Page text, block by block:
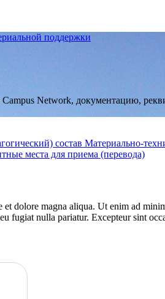
поддержки
Network, документацию,
состав Материально-
места для приема (перевода)
dolore magna aliqua. Ut enim ad
fugiat nulla pariatur. Excepteur sint